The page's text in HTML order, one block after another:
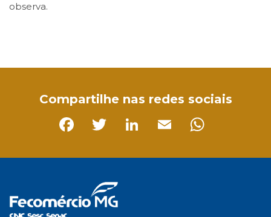
observa.
Compartilhe nas redes sociais